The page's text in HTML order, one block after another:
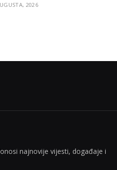
2026
najnovije vijesti, događaje i